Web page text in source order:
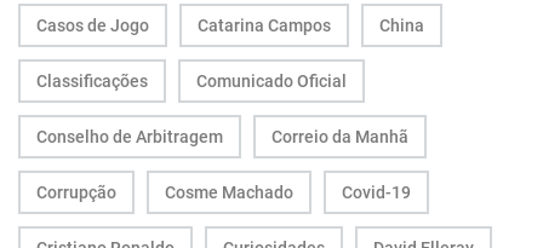
Casos de Jogo Catarina Campos China
Classificações Comunicado Oficial
Conselho de Arbitragem Correio da Manhã
Corrupção Cosme Machado Covid-19